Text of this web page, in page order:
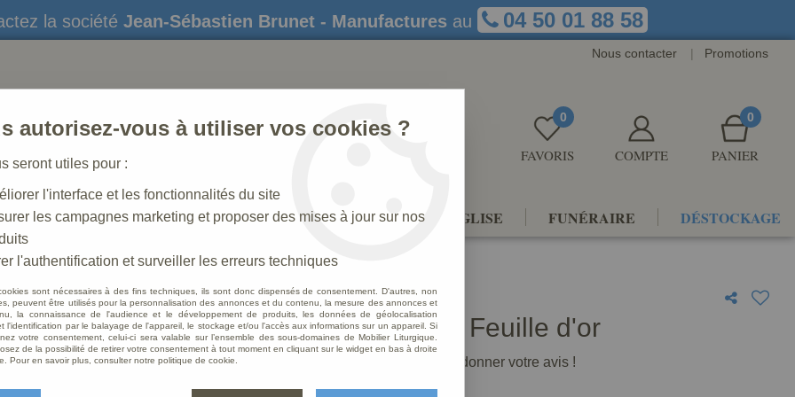
la société Jean-Sébastien Brunet - Manufactures au 04 50 01 88 58
Nous contacter | Promotions
0
FAVORIS COMPTE
0
PANIER
STATUES CRÈCHES DE NOËL AMÉNAGEMENTS D'ÉGLISE FUNÉRAIRE DÉSTOCKAGE
N° 24_160 CM >Rois Mages Feuille d'or
Rois Mages Feuille d'or
Soyez le premier à donner votre avis !
autorisez-vous à utiliser vos cookies ?
seront utiles pour :
l'interface et les fonctionnalités du site
les campagnes marketing et proposer des mises à jour sur nos
l'authentification et surveiller les erreurs techniques
sont nécessaires à des fins techniques, ils sont donc dispensés de consentement. D'autres, non
peuvent être utilisés pour la personnalisation des annonces et du contenu, la mesure des annonces et
la connaissance de l'audience et le développement de produits, les données de géolocalisation
l'identification par le balayage de l'appareil, le stockage et/ou l'accès aux informations sur un appareil. Si
votre consentement, celui-ci sera valable sur l’ensemble des sous-domaines de Mobilier Liturgique.
de la possibilité de retirer votre consentement à tout moment en cliquant sur le widget en bas à droite
Pour en savoir plus, consulter notre politique de cookie.